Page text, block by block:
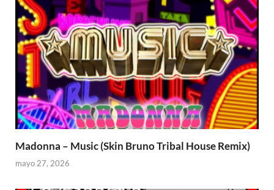
Madonna – Music (Skin Bruno Tribal House Remix)
mayo 27, 2026